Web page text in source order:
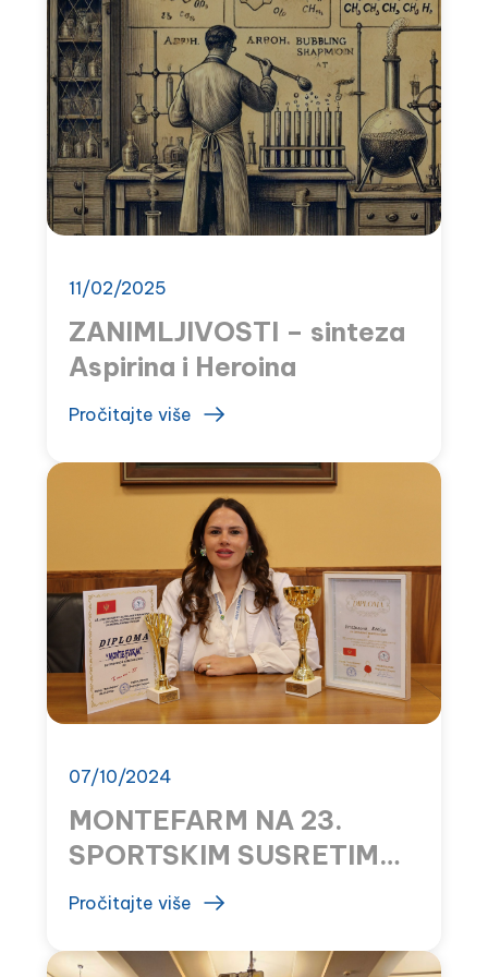
11/02/2025
ZANIMLJIVOSTI – sinteza
Aspirina i Heroina
Pročitajte više
07/10/2024
MONTEFARM NA 23.
SPORTSKIM SUSRETIMA
ZAPOSLENIH U
SOCIJALNOJ ZAŠTITI
Pročitajte više